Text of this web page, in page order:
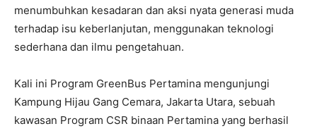
menumbuhkan kesadaran dan aksi nyata generasi muda
terhadap isu keberlanjutan, menggunakan teknologi
sederhana dan ilmu pengetahuan.
Kali ini Program GreenBus Pertamina mengunjungi
Kampung Hijau Gang Cemara, Jakarta Utara, sebuah
kawasan Program CSR binaan Pertamina yang berhasil